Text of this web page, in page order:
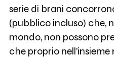
serie di brani
(pubblico incluso) che,
mondo, non possono
che proprio